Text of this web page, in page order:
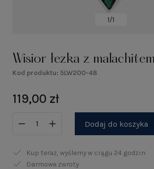
1/1
Wisior łezka z
Kod produktu: 5LW200-48
119,00 zł
Dodaj do koszyka
Kup teraz, wyślemy w ciągu 24 godzin
Darmowe zwroty